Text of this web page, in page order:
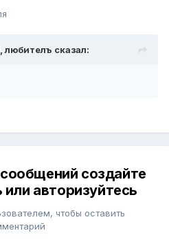
любителъ сказал:
создайте
авторизуйтесь
чтобы оставить